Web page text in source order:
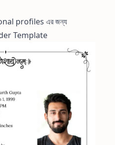
profiles এর জন্য
Template